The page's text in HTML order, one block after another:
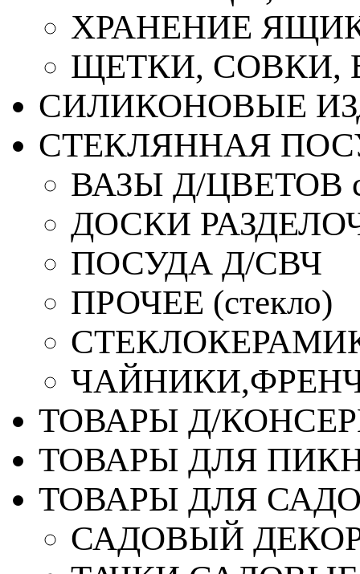
ХРАНЕНИЕ
ЩЕТКИ, СОВКИ,
СИЛИКОНОВЫЕ
СТЕКЛЯННАЯ
ВАЗЫ Д/ЦВЕТОВ
ДОСКИ
ПОСУДА Д/СВЧ
ПРОЧЕЕ (стекло)
ТОВАРЫ Д/
ТОВАРЫ ДЛЯ
ТОВАРЫ ДЛЯ
САДОВЫЙ